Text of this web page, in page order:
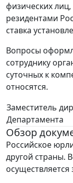
физических
резидентами
ставка
Вопросы
сотруднику
суточных к
относятся.
Заместитель
Департамента
Обзор
Российское
другой страны.
осуществляется